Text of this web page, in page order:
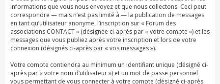
informations que vous nous envoyez et que nous collectons. Ceci peut
correspondre — mais n’est pas limité à — la publication de messages
en tant qu’utilisateur anonyme, l’inscription sur « Forum des
associations CONTACT » (désignée ci-après par « votre compte ») et les
messages que vous publiez après votre inscription et lors de votre
connexion (désignés ci-après par « vos messages »).
Votre compte contiendra au minimum un identifiant unique (désigné ci-
après par « votre nom d’utilisateur ») et un mot de passe personnel
vous permettant de vous connecter à votre compte (désigné ci-après